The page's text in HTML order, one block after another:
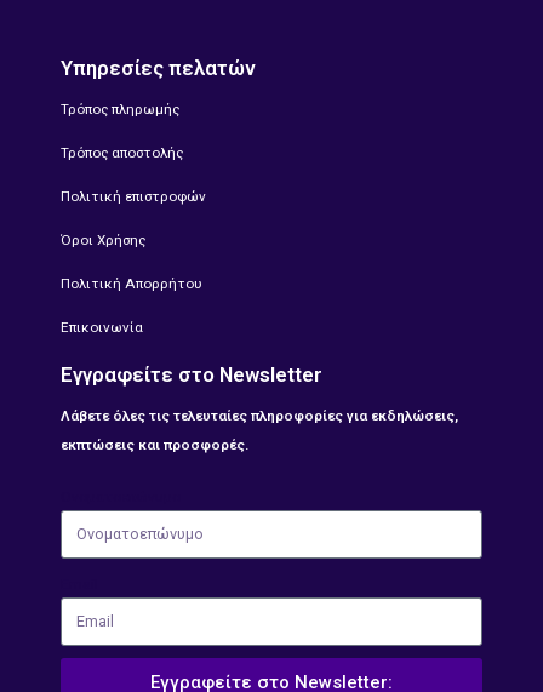
Υπηρεσίες πελατών
Τρόπος πληρωμής
Τρόπος αποστολής
Πολιτική επιστροφών
Όροι Χρήσης
Πολιτική Απορρήτου
Επικοινωνία
Εγγραφείτε στο Newsletter
Λάβετε όλες τις τελευταίες πληροφορίες για εκδηλώσεις,
εκπτώσεις και προσφορές.
Εγγραφείτε στο Newsletter: